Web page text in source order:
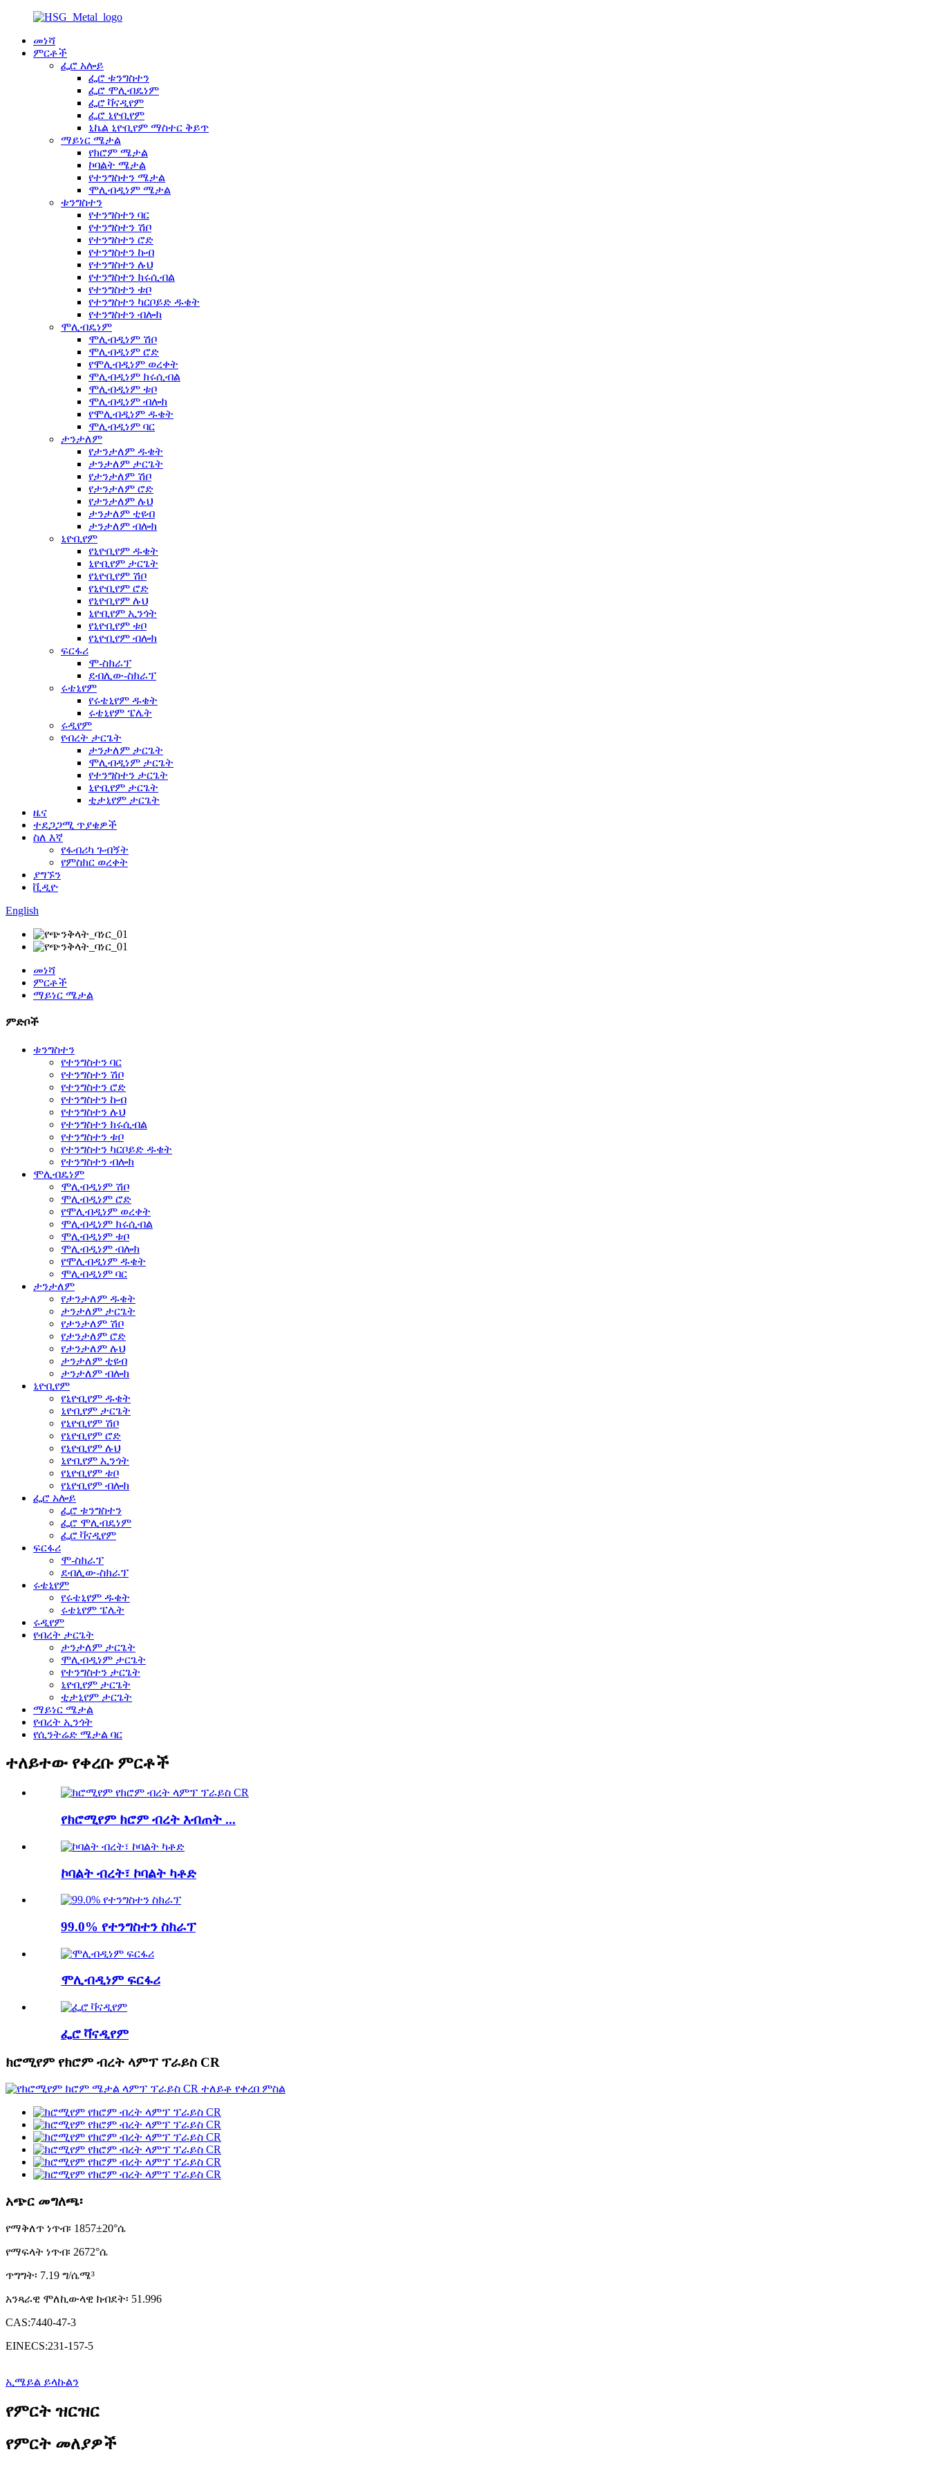
መነሻ
ምርቶች
ፌሮ አሎይ
ፌሮ ቱንግስተን
ፌሮ ሞሊብዴነም
ፌሮ ቫናዲየም
ፌሮ ኒዮቢየም
ኒኬል ኒዮቢየም ማስተር ቅይጥ
ማይነር ሜታል
የክሮም ሜታል
ኮባልት ሜታል
የተንግስተን ሜታል
ሞሊብዲነም ሜታል
ቱንግስተን
የተንግስተን ባር
የተንግስተን ሽቦ
የተንግስተን ሮድ
የተንግስተን ኩብ
የተንግስተን ሉህ
የተንግስተን ክሩሲብል
የተንግስተን ቱቦ
የተንግስተን ካርቦይድ ዱቄት
የተንግስተን ብሎክ
ሞሊብዴነም
ሞሊብዲነም ሽቦ
ሞሊብዲነም ሮድ
የሞሊብዲነም ወረቀት
ሞሊብዲነም ክሩሲብል
ሞሊብዲነም ቱቦ
ሞሊብዲነም ብሎክ
የሞሊብዲነም ዱቄት
ሞሊብዲነም ባር
ታንታለም
የታንታለም ዱቄት
ታንታለም ታርጌት
የታንታለም ሽቦ
የታንታለም ሮድ
የታንታለም ሉህ
ታንታለም ቲዩብ
ታንታለም ብሎክ
ኒዮቢየም
የኒዮቢየም ዱቄት
ኒዮቢየም ታርጌት
የኒዮቢየም ሽቦ
የኒዮቢየም ሮድ
የኒዮቢየም ሉህ
ኒዮቢየም ኢንጎት
የኒዮቢየም ቱቦ
የኒዮቢየም ብሎክ
ፍርፋሪ
ሞ-ስክራፕ
ደብሊው-ስክራፕ
ሩቴኒየም
የሩቴኒየም ዱቄት
ሩቴኒየም ፔሌት
ሩዲየም
የብረት ታርጌት
ታንታለም ታርጌት
ሞሊብዲነም ታርጌት
የተንግስተን ታርጌት
ኒዮቢየም ታርጌት
ቲታኒየም ታርጌት
ዜና
ተደጋጋሚ ጥያቄዎች
ስለ እኛ
የፋብሪካ ጉብኝት
የምስክር ወረቀት
ያግኙን
ቪዲዮ
English
መነሻ
ምርቶች
ማይነር ሜታል
ምድቦች
ቱንግስተን
የተንግስተን ባር
የተንግስተን ሽቦ
የተንግስተን ሮድ
የተንግስተን ኩብ
የተንግስተን ሉህ
የተንግስተን ክሩሲብል
የተንግስተን ቱቦ
የተንግስተን ካርቦይድ ዱቄት
የተንግስተን ብሎክ
ሞሊብዴነም
ሞሊብዲነም ሽቦ
ሞሊብዲነም ሮድ
የሞሊብዲነም ወረቀት
ሞሊብዲነም ክሩሲብል
ሞሊብዲነም ቱቦ
ሞሊብዲነም ብሎክ
የሞሊብዲነም ዱቄት
ሞሊብዲነም ባር
ታንታለም
የታንታለም ዱቄት
ታንታለም ታርጌት
የታንታለም ሽቦ
የታንታለም ሮድ
የታንታለም ሉህ
ታንታለም ቲዩብ
ታንታለም ብሎክ
ኒዮቢየም
የኒዮቢየም ዱቄት
ኒዮቢየም ታርጌት
የኒዮቢየም ሽቦ
የኒዮቢየም ሮድ
የኒዮቢየም ሉህ
ኒዮቢየም ኢንጎት
የኒዮቢየም ቱቦ
የኒዮቢየም ብሎክ
ፌሮ አሎይ
ፌሮ ቱንግስተን
ፌሮ ሞሊብዴነም
ፌሮ ቫናዲየም
ፍርፋሪ
ሞ-ስክራፕ
ደብሊው-ስክራፕ
ሩቴኒየም
የሩቴኒየም ዱቄት
ሩቴኒየም ፔሌት
ሩዲየም
የብረት ታርጌት
ታንታለም ታርጌት
ሞሊብዲነም ታርጌት
የተንግስተን ታርጌት
ኒዮቢየም ታርጌት
ቲታኒየም ታርጌት
ማይነር ሜታል
የብረት ኢንጎት
የሲንትሬድ ሜታል ባር
ተለይተው የቀረቡ ምርቶች
የክሮሚየም ክሮም ብረት እብጠት ...
ኮባልት ብረት፣ ኮባልት ካቶድ
99.0% የተንግስተን ስክራፕ
ሞሊብዲነም ፍርፋሪ
ፌሮ ቫናዲየም
ክሮሚየም የክሮም ብረት ላምፕ ፕራይስ CR
አጭር መግለጫ፡
የማቅለጥ ነጥብ፡ 1857±20°ሴ
የማፍላት ነጥብ፡ 2672°ሴ
ጥግግት፡ 7.19 ግ/ሴሜ³
አንጻራዊ ሞለኪውላዊ ክብደት፡ 51.996
CAS:7440-47-3
EINECS:231-157-5
ኢሜይል ይላኩልን
የምርት ዝርዝር
የምርት መለያዎች